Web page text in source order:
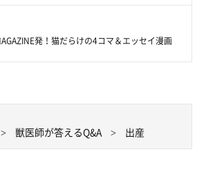
発！猫だらけの4コマ＆エッセイ漫画
獣医師が答えるQ&A 出産